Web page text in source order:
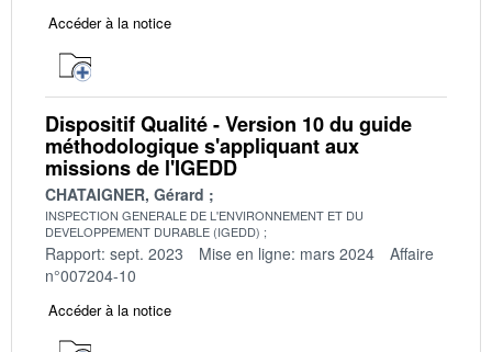
Accéder à la notice
Dispositif Qualité - Version 10 du guide
méthodologique s'appliquant aux
missions de l'IGEDD
CHATAIGNER, Gérard
INSPECTION GENERALE DE L'ENVIRONNEMENT ET DU
DEVELOPPEMENT DURABLE (IGEDD)
Rapport: sept. 2023 Mise en ligne: mars 2024
Affaire
n°007204-10
Accéder à la notice